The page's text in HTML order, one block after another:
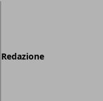
Redazione